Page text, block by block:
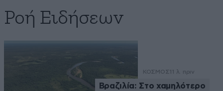
Ροή Ειδήσεων
ΚΟΣΜΟΣ 11 λ. πριν
Βραζιλία: Στο χαμηλότερο